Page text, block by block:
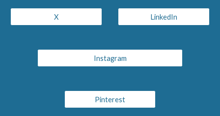
X LinkedIn
Instagram
Pinterest